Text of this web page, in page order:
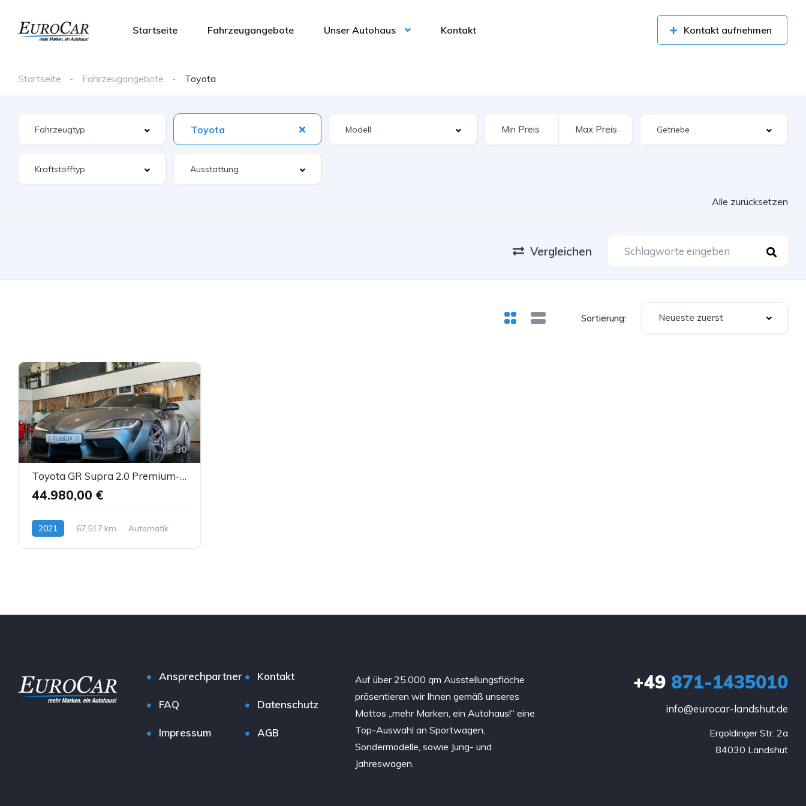
Startseite Fahrzeugangebote Unser Autohaus Kontakt Kontakt aufnehmen
Startseite Fahrzeugangebote Toyota
Toyota
Alle zurücksetzen
Vergleichen
Sortierung: Neueste zuerst
30
Toyota GR Supra 2.0 Premium-Paket HUD Leder Bastuck 20"
44.980,00 €
2021 67.517 km
Automatik
Ansprechpartner Kontakt
FAQ Datenschutz
Impressum AGB
Auf über 25.000 qm Ausstellungsfläche
präsentieren wir Ihnen gemäß unseres
Mottos „mehr Marken, ein Autohaus!“ eine
Top-Auswahl an Sportwagen,
Sondermodelle, sowie Jung- und
Jahreswagen.
+49871-1435010
info@eurocar-landshut.de
Ergoldinger Str. 2a
84030 Landshut